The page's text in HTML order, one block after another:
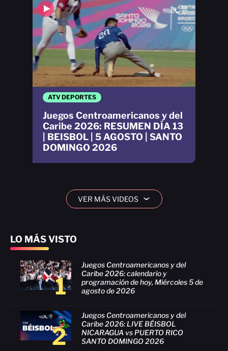
LO MÁS VISTO
1
Juegos Centroamericanos y del
Caribe 2026: calendario y
programación de hoy, Miércoles 5 de
agosto de 2026
2
Juegos Centroamericanos y del
Caribe 2026: LIVE BÉISBOL
NICARAGUA vs PUERTO RICO
SANTO DOMINGO 2026
ATV DEPORTES
Juegos Centroamericanos y del
Caribe 2026: RESUMEN DÍA 13
| BEISBOL | 5 AGOSTO | SANTO
DOMINGO 2026
VER MÁS VIDEOS ›